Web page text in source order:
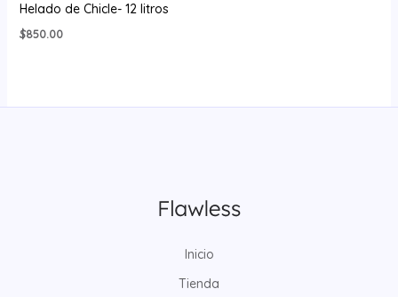
Helado de Chicle- 12 litros
$850.00
Inicio
Tienda